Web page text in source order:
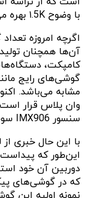
با وضوح ۱.5K بهره می‌برد.
اگرچه امروزه
آن‌ها همچنان
مشابه می‌باشد.
سنسور IMX906 سونی مجهز باشد.
با این حال خبری
این‌طور که
دوربین آن خود
که در گوشی‌های